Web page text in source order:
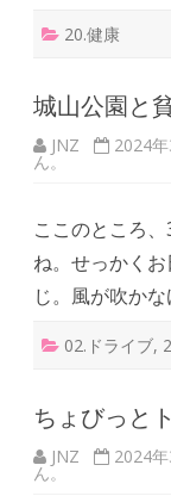
20.健康
城山公園と
JNZ 2024
ん。
ここのところ
ね。せっかく
じ。風が吹か
02.ドライブ,
ちょびっと
JNZ 2024
ん。